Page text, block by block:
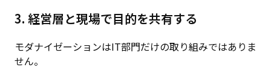
3. 経営層と現場で目的を共有する
モダナイゼーションはIT部門だけの取り組みではありま
せん。